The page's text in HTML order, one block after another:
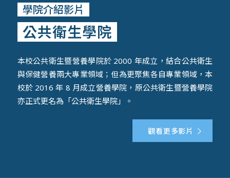
2026-05-12
學院公告 , 活動與演講
月3日(三)13:30-16:00舉辦數位中藥制度與產業
發展研討會
2026-05-12
活動與演講
【轉知】財團法人器官捐贈移植登錄及病人自主
推廣中心辦理「115年生命教育推手獎勵」活
學院介紹影片
公共衛生學院
本校公共衛生暨營養學院於 2000 年成立，結合公共衛生
與保健營養兩大專業領域；但為更聚焦各自專業領域，本
校於 2016 年 8 月成立營養學院，原公共衛生暨營養學院
亦正式更名為「公共衛生學院」。
觀看更多影片